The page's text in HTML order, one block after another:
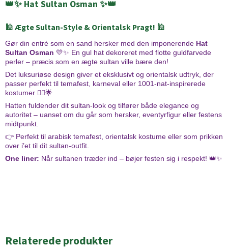
👑✨ Hat Sultan Osman ✨👑
🕌 Ægte Sultan-Style & Orientalsk Pragt! 🕌
Gør din entré som en sand hersker med den imponerende Hat
Sultan Osman 💛✨ En gul hat dekoreret med flotte guldfarvede
perler – præcis som en ægte sultan ville bære den!
Det luksuriøse design giver et eksklusivt og orientalsk udtryk, der
passer perfekt til temafest, karneval eller 1001-nat-inspirerede
kostumer 🧞‍♂️🌟
Hatten fuldender dit sultan-look og tilfører både elegance og
autoritet – uanset om du går som hersker, eventyrfigur eller festens
midtpunkt.
👉 Perfekt til arabisk temafest, orientalsk kostume eller som prikken
over i’et til dit sultan-outfit.
One liner: Når sultanen træder ind – bøjer festen sig i respekt! 👑✨
Relaterede produkter